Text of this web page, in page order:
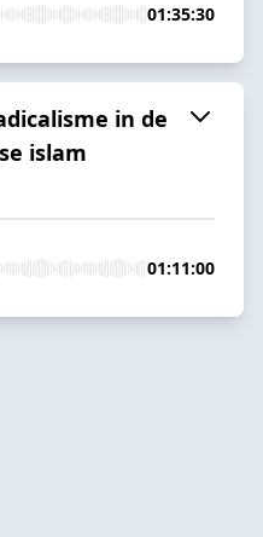
01:35:30
in de
islam
01:11:00